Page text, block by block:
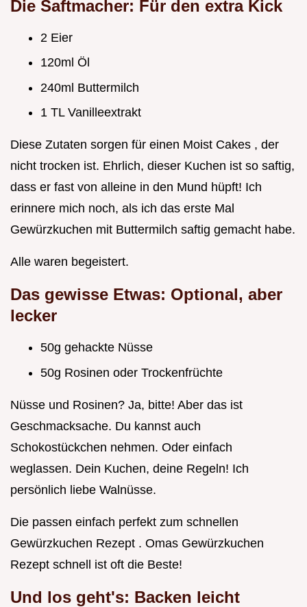
Die Saftmacher: Für den extra Kick
2 Eier
120ml Öl
240ml Buttermilch
1 TL Vanilleextrakt
Diese Zutaten sorgen für einen Moist Cakes , der
nicht trocken ist. Ehrlich, dieser Kuchen ist so saftig,
dass er fast von alleine in den Mund hüpft! Ich
erinnere mich noch, als ich das erste Mal
Gewürzkuchen mit Buttermilch saftig gemacht habe.
Alle waren begeistert.
Das gewisse Etwas: Optional, aber
lecker
50g gehackte Nüsse
50g Rosinen oder Trockenfrüchte
Nüsse und Rosinen? Ja, bitte! Aber das ist
Geschmacksache. Du kannst auch
Schokostückchen nehmen. Oder einfach
weglassen. Dein Kuchen, deine Regeln! Ich
persönlich liebe Walnüsse.
Die passen einfach perfekt zum schnellen
Gewürzkuchen Rezept . Omas Gewürzkuchen
Rezept schnell ist oft die Beste!
Und los geht's: Backen leicht